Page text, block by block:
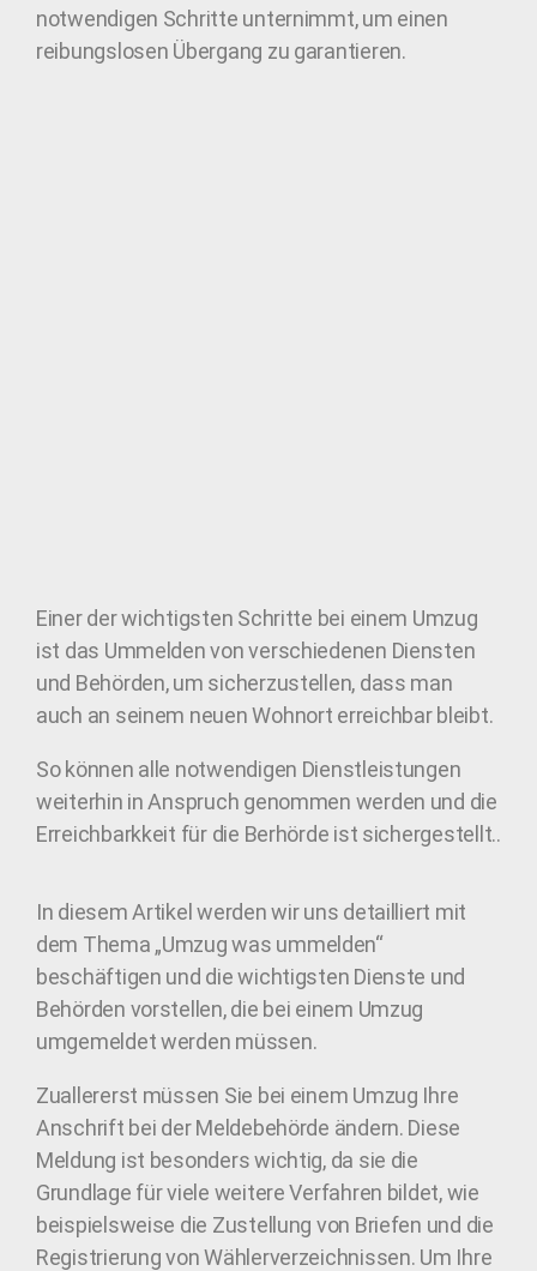
notwendigen Schritte unternimmt, um einen
reibungslosen Übergang zu garantieren.
Einer der wichtigsten Schritte bei einem Umzug
ist das Ummelden von verschiedenen Diensten
und Behörden, um sicherzustellen, dass man
auch an seinem neuen Wohnort erreichbar bleibt.
So können alle notwendigen Dienstleistungen
weiterhin in Anspruch genommen werden und die
Erreichbarkkeit für die Berhörde ist sichergestellt..
In diesem Artikel werden wir uns detailliert mit
dem Thema „Umzug was ummelden“
beschäftigen und die wichtigsten Dienste und
Behörden vorstellen, die bei einem Umzug
umgemeldet werden müssen.
Zuallererst müssen Sie bei einem Umzug Ihre
Anschrift bei der Meldebehörde ändern. Diese
Meldung ist besonders wichtig, da sie die
Grundlage für viele weitere Verfahren bildet, wie
beispielsweise die Zustellung von Briefen und die
Registrierung von Wählerverzeichnissen. Um Ihre